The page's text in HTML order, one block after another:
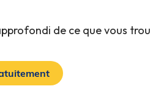
de ce que vous